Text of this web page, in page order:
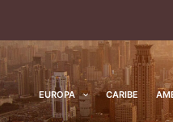
EUROPA CARIBE